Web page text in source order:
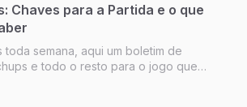
Chaves para a Partida e o que
toda semana, aqui um boletim de
e todo o resto para o jogo que
do Jogo e como fizemos na quinta-